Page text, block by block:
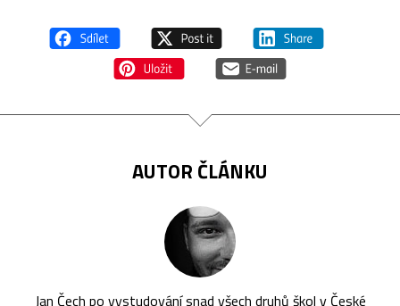
AUTOR ČLÁNKU
Jan Čech po vystudování snad všech druhů škol v České